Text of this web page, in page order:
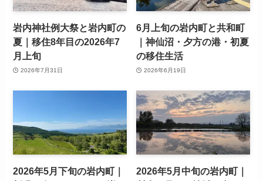
岩内神社例大祭と岩内町の
夏｜移住8年目の2026年7
月上旬
2026年7月31日
6月上旬の岩内町と共和町
｜神仙沼・夕方の港・初夏
の移住生活
2026年6月19日
2026年5月下旬の岩内町｜
2026年5月中旬の岩内町｜